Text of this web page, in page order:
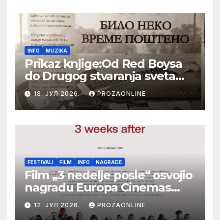
INFO MUZIKA
Prikaz knjige:Od Red Boysa
do Drugog stvaranja sveta
(bilo neko vreme pošteno)
(autor- Zlatomira Sremca,
Botoš 2022. godine,
samizdat)
18. ЈУЛ 2026. PROZAONLINE
FESTIVALI FILM INFO NAGRADE
Film „3 nedelje posle“ osvojio
nagradu Europa Cinemas
Label na Filmskom festivalu
u Karlovim Varima
12. ЈУЛ 2026. PROZAONLINE